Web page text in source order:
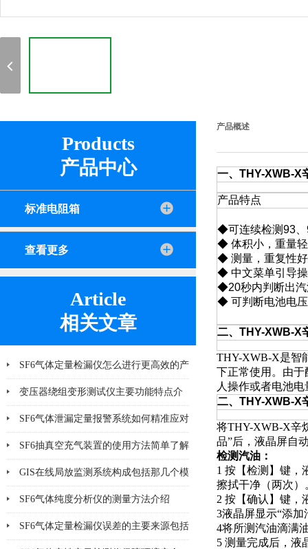
Products
产品中心
标准电阻箱
查看更多
Article
相关文章
SF6气体定量检漏仪怎么进行更高效的产
品检漏?
变压器绕组变形测试仪主要功能特点介
绍
SF6气体泄漏定量报警系统如何精准应对
泄漏风险？
SF6抽真空充气装置的使用方法简单了解
一下
GIS在线局放监测系统构成包括那几个模
块
SF6气体纯度分析仪的测量方法介绍
SF6气体定量检漏仪误差的主要来源包括
产品概述
一、 THY-XWB-X
产品特点
◆可连续检测93、
◆ 体积小，重量轻
◆ 测量，重复性好
◆ 中文菜单引导
◆20秒内判断出汽
◆ 可判断电池电
二、 THY-XWB-X
THY-XWB-X是智
下正常使用。由
人操作或者电池
二、THY-XWB-X
将THY-XWB-X辛
品”后，液晶屏自
检测汽油：
1 按【检测】键，
擦拭干净（两次）
2 按【确认】键，
3液晶屏显示“添加
4将所测汽油滴满
5 测量完成后，液